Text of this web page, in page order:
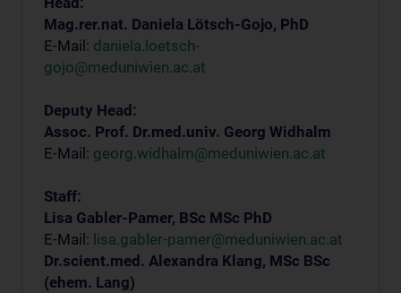
Mag.rer.nat. Daniela Lötsch-Gojo, PhD
E-Mail: daniela.loetsch-
gojo@meduniwien.ac.at
Deputy Head:
Assoc. Prof. Dr.med.univ. Georg Widhalm
E-Mail: georg.widhalm@meduniwien.ac.at
Staff:
Lisa Gabler-Pamer, BSc MSc PhD
E-Mail: lisa.gabler-pamer@meduniwien.ac.at
Dr.scient.med. Alexandra Klang, MSc BSc
(ehem. Lang)